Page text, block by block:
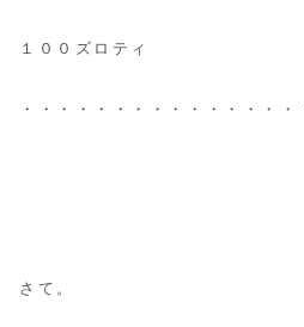
１００ズロティ
・・・・・・・・・・・・・・・
さて。